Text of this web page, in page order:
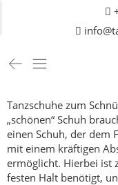
Tanzschuhe zum
„schönen“ Schuh
einen Schuh, der dem
mit einem kräftigen
ermöglicht. Hierbei ist
festen Halt benötigt,